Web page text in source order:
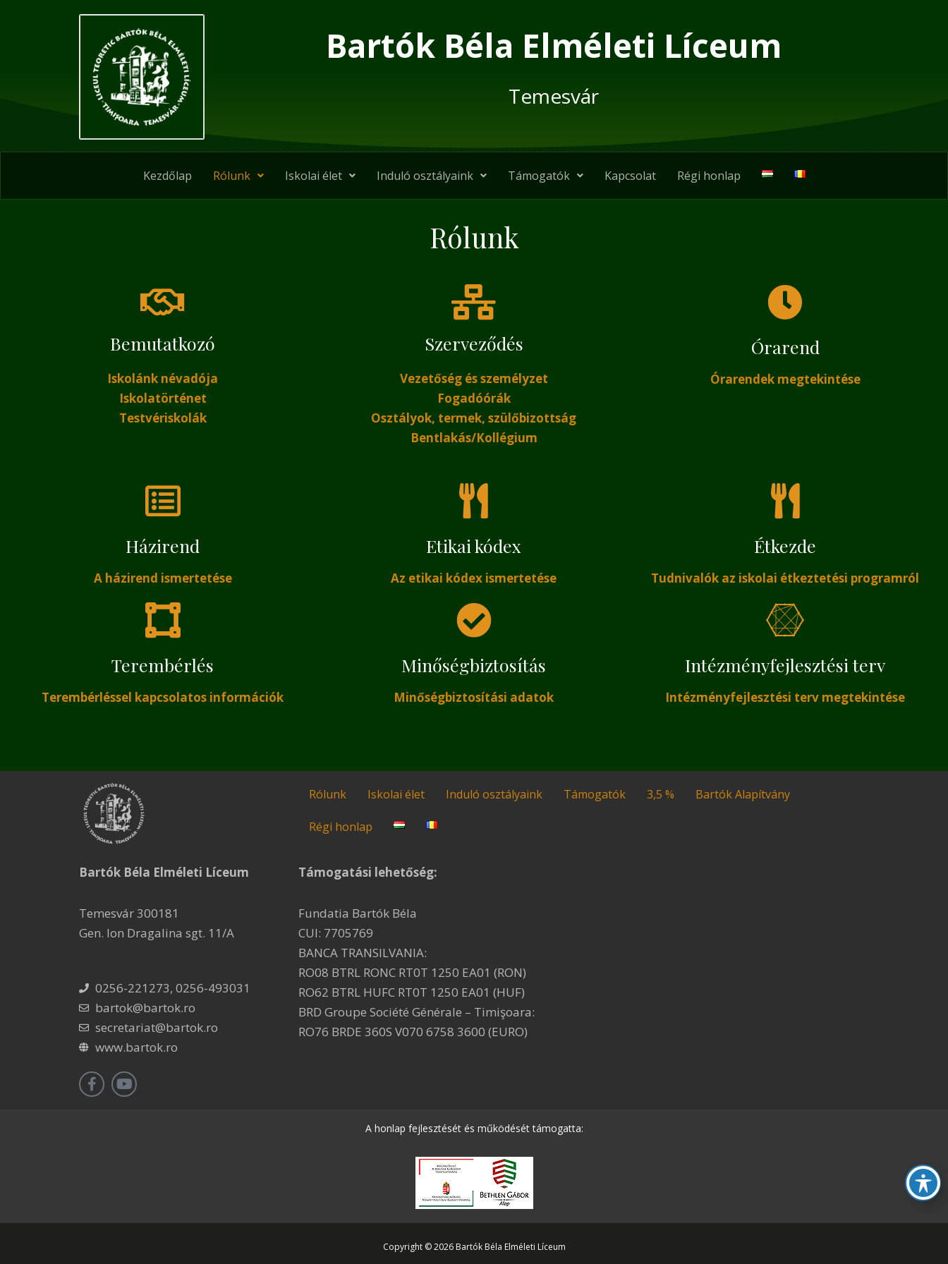
Bartók Béla Elméleti Líceum
Temesvár
Kezdőlap Rólunk Iskolai élet Induló osztályaink Támogatók Kapcsolat Régi honlap
Rólunk
Bemutatkozó
Iskolánk névadója
Iskolatörténet
Testvériskolák
Szerveződés
Vezetőség és személyzet
Fogadóórák
Osztályok, termek, szülőbizottság
Bentlakás/Kollégium
Órarend
Órarendek megtekintése
Házirend
A házirend ismertetése
Etikai kódex
Az etikai kódex ismertetése
Étkezde
Tudnivalók az iskolai étkeztetési programról
Terembérlés
Terembérléssel kapcsolatos információk
Minőségbiztosítás
Minőségbiztosítási adatok
Intézményfejlesztési terv
Intézményfejlesztési terv megtekintése
Bartók Béla Elméleti Líceum
Temesvár 300181
Gen. Ion Dragalina sgt. 11/A
0256-221273, 0256-493031
bartok@bartok.ro
secretariat@bartok.ro
www.bartok.ro
Rólunk Iskolai élet Induló osztályaink Támogatók 3,5 % Bartók Alapítvány
Régi honlap
Támogatási lehetőség:
Fundatia Bartók Béla
CUI: 7705769
BANCA TRANSILVANIA:
RO08 BTRL RONC RT0T 1250 EA01 (RON)
RO62 BTRL HUFC RT0T 1250 EA01 (HUF)
BRD Groupe Société Générale – Timişoara:
RO76 BRDE 360S V070 6758 3600 (EURO)
A honlap fejlesztését és működését támogatta:
Copyright © 2026 Bartók Béla Elméleti Líceum